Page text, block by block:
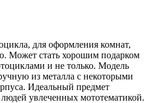
для оформления комнат,
Может стать хорошим подарком
и не только. Модель
из металла с некоторыми
Идеальный предмет
увлеченных мототематикой.